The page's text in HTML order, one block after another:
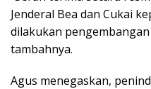
Jenderal Bea dan Cukai
dilakukan
tambahnya.
Agus menegaskan,